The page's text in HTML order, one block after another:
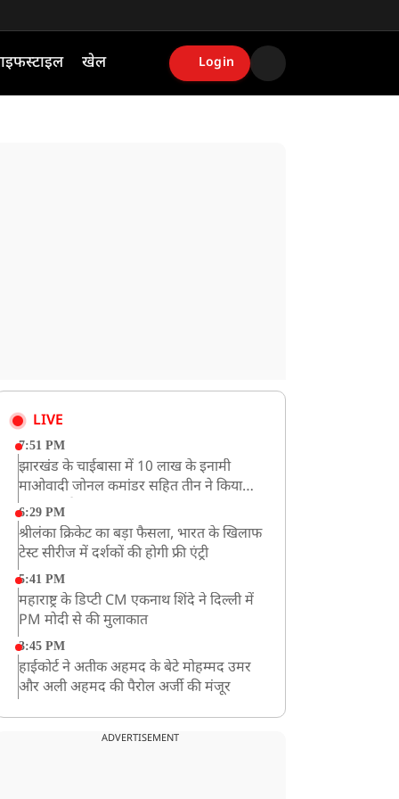
खेल Login
LIVE
7:51 PM
झारखंड के चाईबासा में 10 लाख के इनामी
माओवादी जोनल कमांडर सहित तीन ने किया
आत्मसमर्पण
6:29 PM
श्रीलंका क्रिकेट का बड़ा फैसला, भारत के खिलाफ
टेस्ट सीरीज में दर्शकों की होगी फ्री एंट्री
5:41 PM
महाराष्ट्र के डिप्टी CM एकनाथ शिंदे ने दिल्ली में
PM मोदी से की मुलाकात
3:45 PM
हाईकोर्ट ने अतीक अहमद के बेटे मोहम्मद उमर
और अली अहमद की पैरोल अर्जी की मंजूर
CM योगी का सपा पर हमला, कहा- वोट बैंक की
ADVERTISEMENT